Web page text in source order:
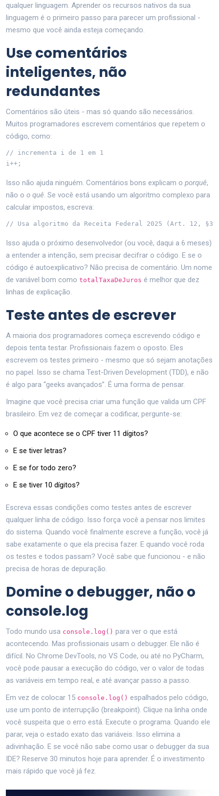
qualquer linguagem. Aprender os recursos nativos da sua
linguagem é o primeiro passo para parecer um profissional -
mesmo que você ainda esteja começando.
Use comentários
inteligentes, não
redundantes
Comentários são úteis - mas só quando são necessários.
Muitos programadores escrevem comentários que repetem o
código, como:
// incrementa i de 1 em 1
i++;
Isso não ajuda ninguém. Comentários bons explicam o porquê,
não o o quê . Se você está usando um algoritmo complexo para
calcular impostos, escreva:
// Usa algoritmo da Receita Federal 2025 (Art. 12, §3)
Isso ajuda o próximo desenvolvedor (ou você, daqui a 6 meses)
a entender a intenção, sem precisar decifrar o código. E se o
código é autoexplicativo? Não precisa de comentário. Um nome
de variável bom como totalTaxaDeJuros é melhor que dez
linhas de explicação.
Teste antes de escrever
A maioria dos programadores começa escrevendo código e
depois tenta testar. Profissionais fazem o oposto. Eles
escrevem os testes primeiro - mesmo que só sejam anotações
no papel. Isso se chama Test-Driven Development (TDD), e não
é algo para “geeks avançados”. É uma forma de pensar.
Imagine que você precisa criar uma função que valida um CPF
brasileiro. Em vez de começar a codificar, pergunte-se:
O que acontece se o CPF tiver 11 dígitos?
E se tiver letras?
E se for todo zero?
E se tiver 10 dígitos?
Escreva essas condições como testes antes de escrever
qualquer linha de código. Isso força você a pensar nos limites
do sistema. Quando você finalmente escreve a função, você já
sabe exatamente o que ela precisa fazer. E quando você roda
os testes e todos passam? Você sabe que funcionou - e não
precisa de horas de depuração.
Domine o debugger, não o
console.log
Todo mundo usa console.log() para ver o que está
acontecendo. Mas profissionais usam o debugger. Ele não é
difícil. No Chrome DevTools, no VS Code, ou até no PyCharm,
você pode pausar a execução do código, ver o valor de todas
as variáveis em tempo real, e até avançar passo a passo.
Em vez de colocar 15 console.log() espalhados pelo código,
use um ponto de interrupção (breakpoint). Clique na linha onde
você suspeita que o erro está. Execute o programa. Quando ele
parar, veja o estado exato das variáveis. Isso elimina a
adivinhação. E se você não sabe como usar o debugger da sua
IDE? Reserve 30 minutos hoje para aprender. É o investimento
mais rápido que você já fez.